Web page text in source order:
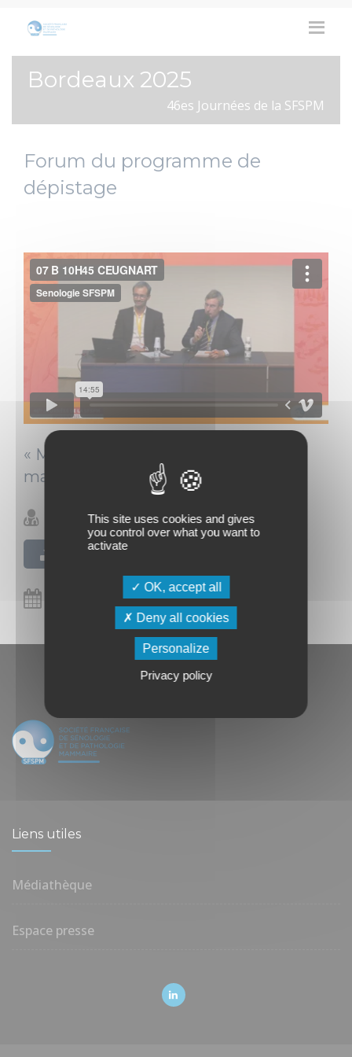
Bordeaux 2025
46es Journées de la SFSPM
Forum du programme de
dépistage
« Moderniser » le DO ? Indispensable
mais avec quelle organisation ?
Luc Ceugnart (Lille)
Télécharger le PDF
Liens utiles
Médiathèque
Espace presse
This site uses cookies and gives
you control over what you want to
activate
OK, accept all
Deny all cookies
Personalize
Privacy policy